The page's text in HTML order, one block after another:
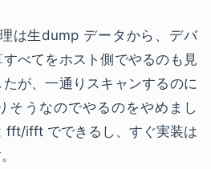
は生dump データから、デバ
べてをホスト側でやるのも見
が、一通りスキャンするのに
そうなのでやるのをやめまし
fft/ifft でできるし、すぐ実装は